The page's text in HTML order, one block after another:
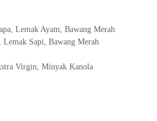
Lemak Ayam, Bawang Merah
Sapi, Bawang Merah
Virgin, Minyak Kanola